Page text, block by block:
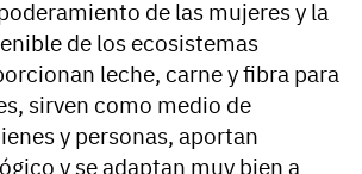
de las mujeres y la
de los ecosistemas
leche, carne y fibra para
sirven como medio de
y personas, aportan
y se adaptan muy bien a